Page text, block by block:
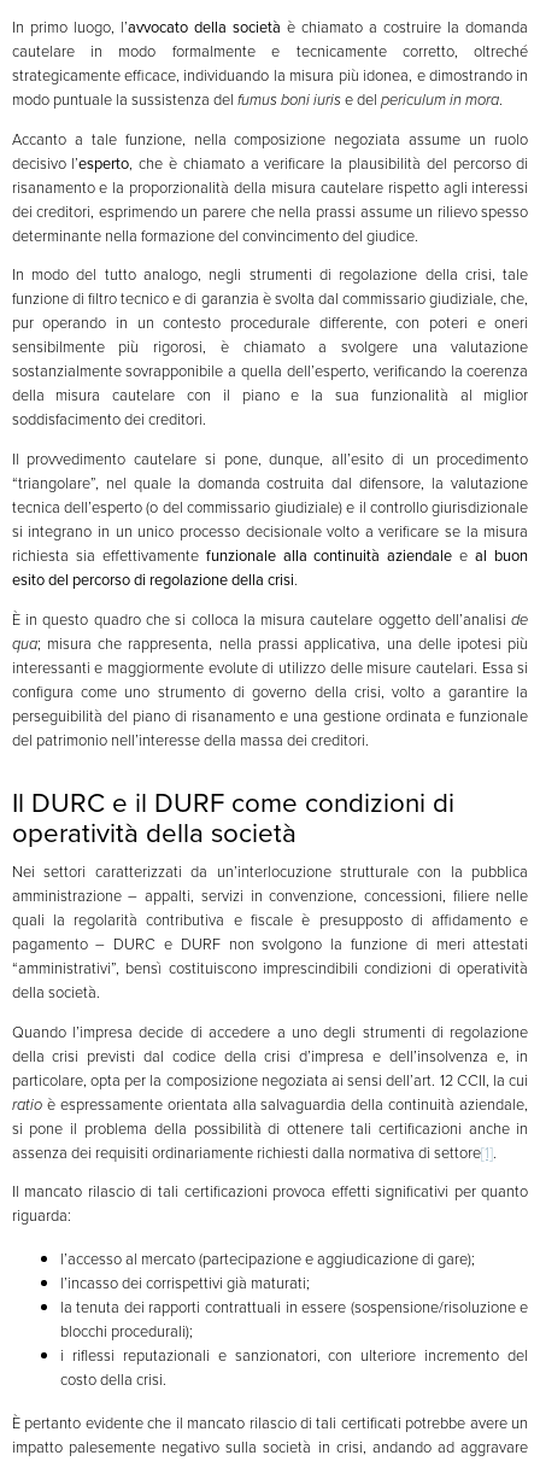
In primo luogo, l’avvocato della societàè chiamato a costruire la domanda
cautelare in modo formalmente e tecnicamente corretto, oltreché
strategicamente efficace, individuando la misura più idonea, e dimostrando in
modo puntuale la sussistenza del fumus boni iurise del periculum in mora.
Accanto a tale funzione, nella composizione negoziata assume un ruolo
decisivo l’esperto, che è chiamato a verificare la plausibilità del percorso di
risanamento e la proporzionalità della misura cautelare rispetto agli interessi
dei creditori, esprimendo un parere che nella prassi assume un rilievo spesso
determinante nella formazione del convincimento del giudice.
In modo del tutto analogo, negli strumenti di regolazione della crisi, tale
funzione di filtro tecnico e di garanzia è svolta dal commissario giudiziale, che,
pur operando in un contesto procedurale differente, con poteri e oneri
sensibilmente più rigorosi, è chiamato a svolgere una valutazione
sostanzialmente sovrapponibile a quella dell’esperto, verificando la coerenza
della misura cautelare con il piano e la sua funzionalità al miglior
soddisfacimento dei creditori.
Il provvedimento cautelare si pone, dunque, all’esito di un procedimento
“triangolare”, nel quale la domanda costruita dal difensore, la valutazione
tecnica dell’esperto (o del commissario giudiziale) e il controllo giurisdizionale
si integrano in un unico processo decisionale volto a verificare se la misura
richiesta sia effettivamente funzionale alla continuità aziendale eal buon
esito del percorso di regolazione della crisi.
È in questo quadro che si colloca la misura cautelare oggetto dell’analiside
qua; misura che rappresenta, nella prassi applicativa, una delle ipotesi più
interessanti e maggiormente evolute di utilizzo delle misure cautelari. Essa si
configura come uno strumento di governo della crisi, volto a garantire la
perseguibilità del piano di risanamento e una gestione ordinata e funzionale
del patrimonio nell’interesse della massa dei creditori.
Il DURC e il DURF come condizioni di
operatività della società
Nei settori caratterizzati da un’interlocuzione strutturale con la pubblica
amministrazione – appalti, servizi in convenzione, concessioni, filiere nelle
quali la regolarità contributiva e fiscale è presupposto di affidamento e
pagamento – DURC e DURF non svolgono la funzione di meri attestati
“amministrativi”, bensì costituiscono imprescindibili condizioni di operatività
della società.
Quando l’impresa decide di accedere a uno degli strumenti di regolazione
della crisi previsti dal codice della crisi d’impresa e dell’insolvenza e, in
particolare, opta per la composizione negoziata ai sensi dell’art. 12 CCII, la cui
ratioè espressamente orientata alla salvaguardia della continuità aziendale,
si pone il problema della possibilità di ottenere tali certificazioni anche in
assenza dei requisiti ordinariamente richiesti dalla normativa di settore[1].
Il mancato rilascio di tali certificazioni provoca effetti significativi per quanto
riguarda:
l’accesso al mercato (partecipazione e aggiudicazione di gare);
l’incasso dei corrispettivi già maturati;
la tenuta dei rapporti contrattuali in essere (sospensione/risoluzione e
blocchi procedurali);
i riflessi reputazionali e sanzionatori, con ulteriore incremento del
costo della crisi.
È pertanto evidente che il mancato rilascio di tali certificati potrebbe avere un
impatto palesemente negativo sulla società in crisi, andando ad aggravare